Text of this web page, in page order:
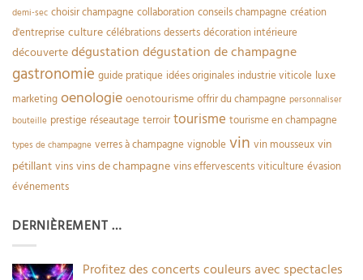
demi-sec choisir champagne collaboration conseils champagne création
d'entreprise culture célébrations desserts décoration intérieure
découverte dégustation dégustation de champagne
gastronomie guide pratique idées originales industrie viticole luxe
marketing oenologie oenotourisme offrir du champagne personnaliser
bouteille prestige réseautage terroir tourisme tourisme en champagne
types de champagne verres à champagne vignoble vin vin mousseux vin
pétillant vins vins de champagne vins effervescents viticulture évasion
événements
DERNIÈREMENT …
Profitez des concerts couleurs avec spectacles